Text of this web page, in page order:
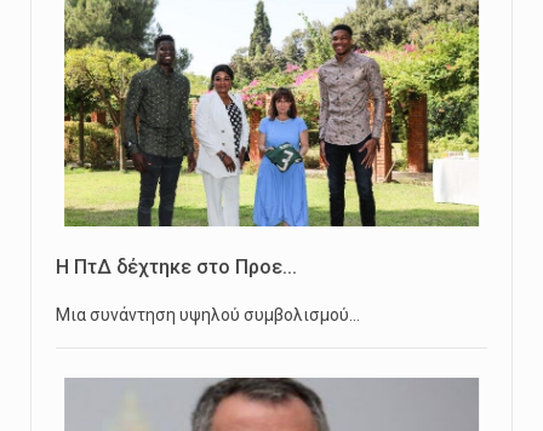
Η ΠτΔ δέχτηκε στο Προε...
Μια συνάντηση υψηλού συμβολισμού…